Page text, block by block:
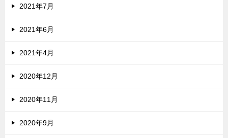
2021年7月
2021年6月
2021年4月
2020年12月
2020年11月
2020年9月